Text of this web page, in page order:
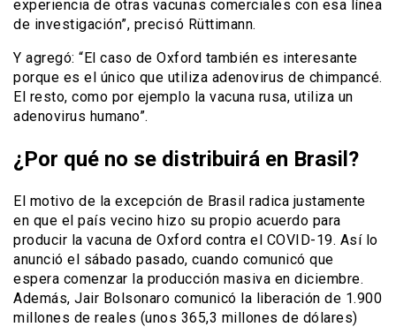
experiencia de otras vacunas comerciales con esa línea
de investigación”, precisó Rüttimann.
Y agregó: “El caso de Oxford también es interesante
porque es el único que utiliza adenovirus de chimpancé.
El resto, como por ejemplo la vacuna rusa, utiliza un
adenovirus humano”.
¿Por qué no se distribuirá en Brasil?
El motivo de la excepción de Brasil radica justamente
en que el país vecino hizo su propio acuerdo para
producir la vacuna de Oxford contra el COVID-19. Así lo
anunció el sábado pasado, cuando comunicó que
espera comenzar la producción masiva en diciembre.
Además, Jair Bolsonaro comunicó la liberación de 1.900
millones de reales (unos 365,3 millones de dólares)